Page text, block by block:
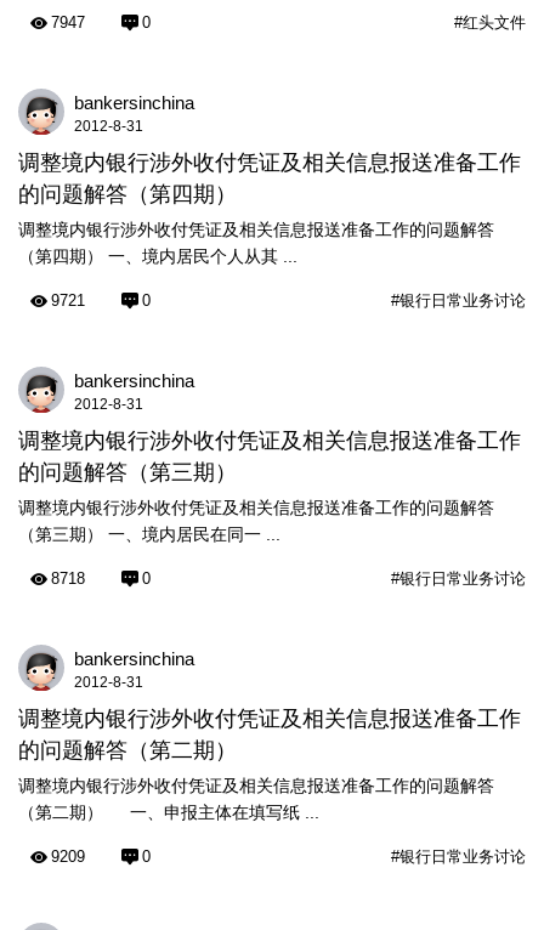
#红头文件
7947 0
bankersinchina
2012-8-31
调整境内银行涉外收付凭证及相关信息报送准备工作
的问题解答（第四期）
调整境内银行涉外收付凭证及相关信息报送准备工作的问题解答
（第四期） 一、境内居民个人从其 ...
#银行日常业务讨论
9721 0
bankersinchina
2012-8-31
调整境内银行涉外收付凭证及相关信息报送准备工作
的问题解答（第三期）
调整境内银行涉外收付凭证及相关信息报送准备工作的问题解答
（第三期） 一、境内居民在同一 ...
#银行日常业务讨论
8718 0
bankersinchina
2012-8-31
调整境内银行涉外收付凭证及相关信息报送准备工作
的问题解答（第二期）
调整境内银行涉外收付凭证及相关信息报送准备工作的问题解答
（第二期） 一、申报主体在填写纸 ...
#银行日常业务讨论
9209 0